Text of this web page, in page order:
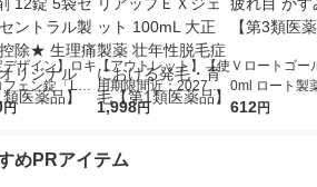
デザイン】ロキ
フェン錠「L
鎮痛剤 12錠
リジナル【第1
円
【アウトレット】【使
用期限間近：2027年5
月】リアップＥＸジェ
発毛・育毛【第1類医
1,998円
Ｖロートゴー
0ml ロート製
除★ 目薬 疲
612円
めPRアイテム